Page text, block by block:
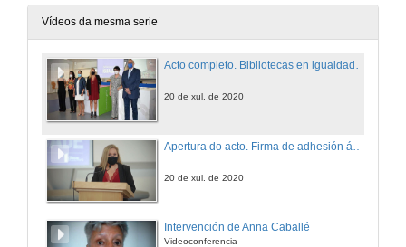
Vídeos da mesma serie
Acto completo. Bibliotecas en igualdade. Clásicas e Modernas
20 de xul. de 2020
20 de xul. de 2020
Intervención de Anna Caballé
Videoconferencia